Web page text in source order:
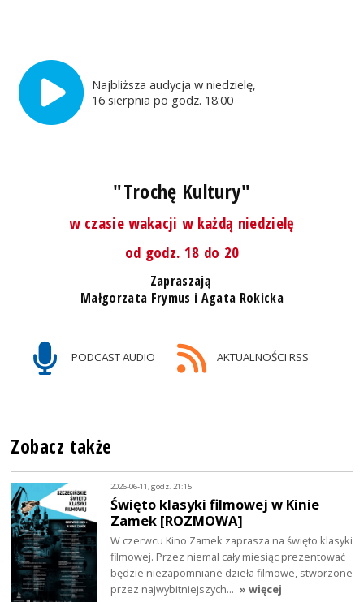
Najbliższa audycja w niedzielę,
16 sierpnia po godz. 18:00
"Trochę Kultury"
w czasie wakacji w każdą niedzielę
od godz. 18 do 20
Zapraszają
Małgorzata Frymus i Agata Rokicka
PODCAST AUDIO AKTUALNOŚCI RSS
Zobacz także
2026-06-11, godz. 21:15
Święto klasyki filmowej w Kinie
Zamek [ROZMOWA]
W czerwcu Kino Zamek zaprasza na święto klasyki
filmowej. Przez niemal cały miesiąc prezentować
będzie niezapomniane dzieła filmowe, stworzone
przez najwybitniejszych… » więcej